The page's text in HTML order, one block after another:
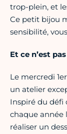
trop-plein, et
Ce petit bijou
sensibilité,
Et ce n’est
Le mercredi
un atelier
Inspiré du défi
chaque année
réaliser un